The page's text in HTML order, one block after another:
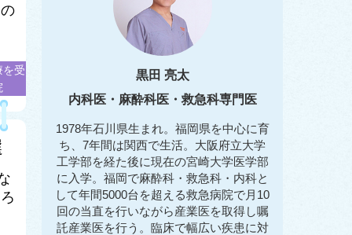
を受
黒田 亮太
内科医・麻酔科医・救急科専門医
1978年石川県生まれ。福岡県を中心に育
ち、7年間は関西で生活。大阪府立大学
工学部を経た後に現在の宮崎大学医学部
に入学。福岡で麻酔科・救急科・内科と
して年間5000台を超える救急病院で月10
回の当直を行いながら産業医を取得し嘱
託産業医を行う。臨床で幅広い疾患に対